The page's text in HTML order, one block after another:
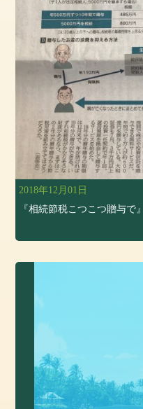
2018年12月01日
『相続節税こつこつ贈与で』